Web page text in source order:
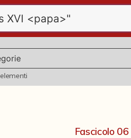
elementi
Fascicolo